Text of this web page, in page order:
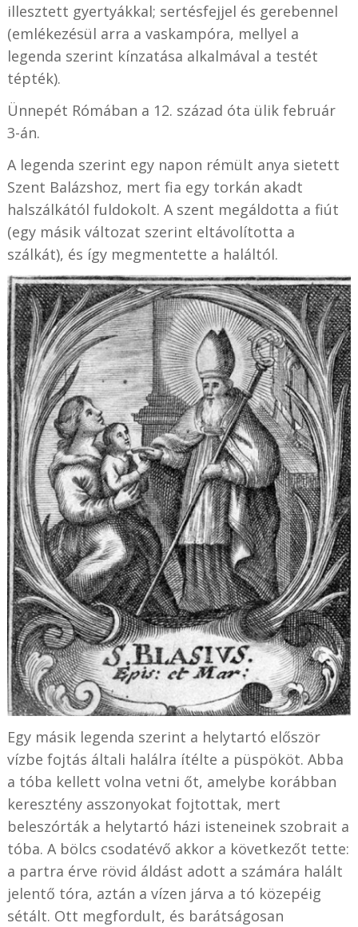
illesztett gyertyákkal; sertésfejjel és gerebennel
(emlékezésül arra a vaskampóra, mellyel a
legenda szerint kínzatása alkalmával a testét
tépték).
Ünnepét Rómában a 12. század óta ülik február
3-án.
A legenda szerint egy napon rémült anya sietett
Szent Balázshoz, mert fia egy torkán akadt
halszálkától fuldokolt. A szent megáldotta a fiút
(egy másik változat szerint eltávolította a
szálkát), és így megmentette a haláltól.
Egy másik legenda szerint a helytartó először
vízbe fojtás általi halálra ítélte a püspököt. Abba
a tóba kellett volna vetni őt, amelybe korábban
keresztény asszonyokat fojtottak, mert
beleszórták a helytartó házi isteneinek szobrait a
tóba. A bölcs csodatévő akkor a következőt tette:
a partra érve rövid áldást adott a számára halált
jelentő tóra, aztán a vízen járva a tó közepéig
sétált. Ott megfordult, és barátságosan